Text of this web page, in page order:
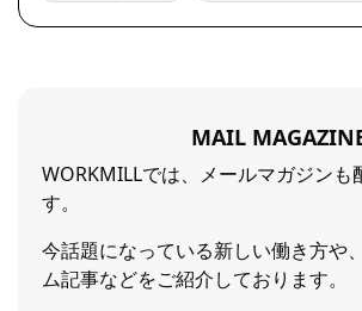
MAIL
WORKMILLでは、メールマガジンも
す。
今話題になっている新しい働き方や
ム記事などをご紹介しております。